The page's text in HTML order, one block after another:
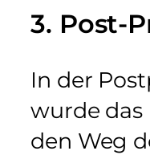
3. Post-
In der
wurde
den Weg